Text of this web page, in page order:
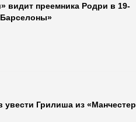
видит преемника Родри в 19-
увести Грилиша из «Манчестер